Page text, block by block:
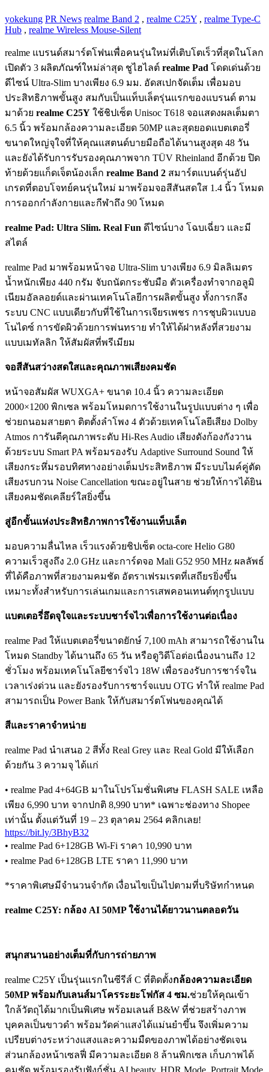
yokekung PR News realme Band 2 , realme C25Y , realme Type-C
Hub , realme Wireless Mouse-Silent
realme แบรนด์สมาร์ตโฟนเพื่อคนรุ่นใหม่ที่เติบโตเร็วที่สุดในโลก
เปิดตัว 3 ผลิตภัณฑ์ใหม่ล่าสุด ชูไฮไลต์ realme Pad โดดเด่นด้วย
ดีไซน์ Ultra-Slim บางเพียง 6.9 มม. อัดสเปกจัดเต็ม เพื่อมอบ
ประสิทธิภาพขั้นสูง สมกับเป็นแท็บเล็ตรุ่นแรกของแบรนด์ ตาม
มาด้วย realme C25Y ใช้ชิปเซ็ต Unisoc T618 จอแสดงผลเต็มตา
6.5 นิ้ว พร้อมกล้องความละเอียด 50MP และสุดยอดแบตเตอรี่
ขนาดใหญ่จุใจที่ให้คุณแสตนด์บายมือถือได้นานสูงสุด 48 วัน
และยังได้รับการรับรองคุณภาพจาก TÜV Rheinland อีกด้วย ปิด
ท้ายด้วยแก็ดเจ็ตน้องเล็ก realme Band 2 สมาร์ตแบนด์รุ่นอัป
เกรดที่ตอบโจทย์คนรุ่นใหม่ มาพร้อมจอสีสันสดใส 1.4 นิ้ว โหมด
การออกกำลังกายและกีฬาถึง 90 โหมด
realme Pad: Ultra Slim. Real Fun ดีไซน์บาง โฉบเฉี่ยว และมี
สไตล์
realme Pad มาพร้อมหน้าจอ Ultra-Slim บางเพียง 6.9 มิลลิเมตร
น้ำหนักเพียง 440 กรัม จับถนัดกระชับมือ ตัวเครื่องทำจากอลูมิ
เนียมอัลลอยด์และผ่านเทคโนโลยีการผลิตขั้นสูง ทั้งการกลึง
ระบบ CNC แบบเดียวกับที่ใช้ในการเจียรเพชร การชุบผิวแบบอ
โนไดซ์ การขัดผิวด้วยการพ่นทราย ทำให้ได้ฝาหลังที่สวยงาม
แบบเมทัลลิก ให้สัมผัสที่พรีเมียม
จอสีสันสว่างสดใสและคุณภาพเสียงคมชัด
หน้าจอสัมผัส WUXGA+ ขนาด 10.4 นิ้ว ความละเอียด
2000×1200 พิกเซล พร้อมโหมดการใช้งานในรูปแบบต่าง ๆ เพื่อ
ช่วยถนอมสายตา ติตตั้งลำโพง 4 ตัวด้วยเทคโนโลยีเสียง Dolby
Atmos การันตีคุณภาพระดับ Hi-Res Audio เสียงดังก้องกังวาน
ด้วยระบบ Smart PA พร้อมรองรับ Adaptive Surround Sound ให้
เสียงกระหึ่มรอบทิศทางอย่างเต็มประสิทธิภาพ มีระบบไมค์คู่ตัด
เสียงรบกวน Noise Cancellation ขณะอยู่ในสาย ช่วยให้การได้ยิน
เสียงคมชัดเคลียร์ใสยิ่งขึ้น
สู่อีกขั้นแห่งประสิทธิภาพการใช้งานแท็บเล็ต
มอบความลื่นไหล เร็วแรงด้วยชิปเซ็ต octa-core Helio G80
ความเร็วสูงถึง 2.0 GHz และการ์ดจอ Mali G52 950 MHz ผลลัพธ์
ที่ได้คือภาพที่สวยงามคมชัด อัตราเฟรมเรตที่เสถียรยิ่งขึ้น
เหมาะทั้งสำหรับการเล่นเกมและการเสพคอนเทนต์ทุกรูปแบบ
แบตเตอรี่อึดจุใจและระบบชาร์จไวเพื่อการใช้งานต่อเนื่อง
realme Pad ให้แบตเตอรี่ขนาดยักษ์ 7,100 mAh สามารถใช้งานใน
โหมด Standby ได้นานถึง 65 วัน หรือดูวิดีโอต่อเนื่องนานถึง 12
ชั่วโมง พร้อมเทคโนโลยีชาร์จไว 18W เพื่อรองรับการชาร์จใน
เวลาเร่งด่วน และยังรองรับการชาร์จแบบ OTG ทำให้ realme Pad
สามารถเป็น Power Bank ให้กับสมาร์ตโฟนของคุณได้
สีและราคาจำหน่าย
realme Pad นำเสนอ 2 สีทั้ง Real Grey และ Real Gold มีให้เลือก
ด้วยกัน 3 ความจุ ได้แก่
• realme Pad 4+64GB มาในโปรโมชั่นพิเศษ FLASH SALE เหลือ
เพียง 6,990 บาท จากปกติ 8,990 บาท* เฉพาะช่องทาง Shopee
เท่านั้น ตั้งแต่วันที่ 19 – 23 ตุลาคม 2564 คลิกเลย!
https://bit.ly/3BhyB32
• realme Pad 6+128GB Wi-Fi ราคา 10,990 บาท
• realme Pad 6+128GB LTE ราคา 11,990 บาท
*ราคาพิเศษมีจำนวนจำกัด เงื่อนไขเป็นไปตามที่บริษัทกำหนด
realme C25Y: กล้อง AI 50MP ใช้งานได้ยาวนานตลอดวัน
สนุกสนานอย่างเต็มที่กับการถ่ายภาพ
realme C25Y เป็นรุ่นแรกในซีรีส์ C ที่ติดตั้งกล้องความละเอียด
50MP พร้อมกับเลนส์มาโครระยะโฟกัส 4 ซม.ช่วยให้คุณเข้า
ใกล้วัตถุได้มากเป็นพิเศษ พร้อมเลนส์ B&W ที่ช่วยสร้างภาพ
บุคคลเป็นขาวดำ พร้อมวัดค่าแสงได้แม่นยำขึ้น จึงเพิ่มความ
เปรียบต่างระหว่างแสงและความมืดของภาพได้อย่างชัดเจน
ส่วนกล้องหน้าเซลฟี่ มีความละเอียด 8 ล้านพิกเซล เก็บภาพได้
คมชัด พร้อมรองรับฟังก์ชั่น AI beauty, HDR Mode, Portrait Mode